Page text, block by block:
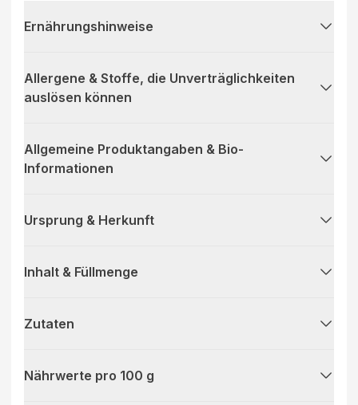
Ernährungshinweise
Allergene & Stoffe, die Unverträglichkeiten
auslösen können
Allgemeine Produktangaben & Bio-
Informationen
Ursprung & Herkunft
Inhalt & Füllmenge
Zutaten
Nährwerte pro 100 g